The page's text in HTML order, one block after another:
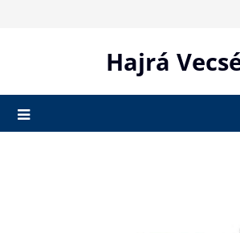
Hajrá